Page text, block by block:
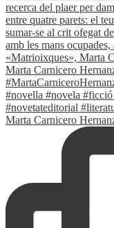
Marta Carnicero